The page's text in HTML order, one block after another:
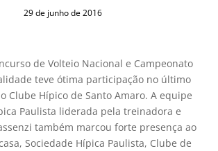
29 de junho de 2016
de Volteio Nacional e Campeonato
teve ótima participação no último
Clube Hípico de Santo Amaro. A equipe
Paulista liderada pela treinadora e
também marcou forte presença ao
Sociedade Hípica Paulista, Clube de